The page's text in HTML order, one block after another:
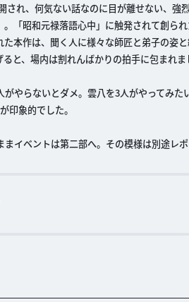
れ、何気ない話なのに目が離せない、強
「昭和元禄落語心中」に触発されて創ら
本作は、聞く人に様々な師匠と弟子の姿
と、場内は割れんばかりの拍手に包まれま
やらないとダメ。雲八を3人がやってみた
印象的でした。
イベントは第二部へ。その模様は別途レ